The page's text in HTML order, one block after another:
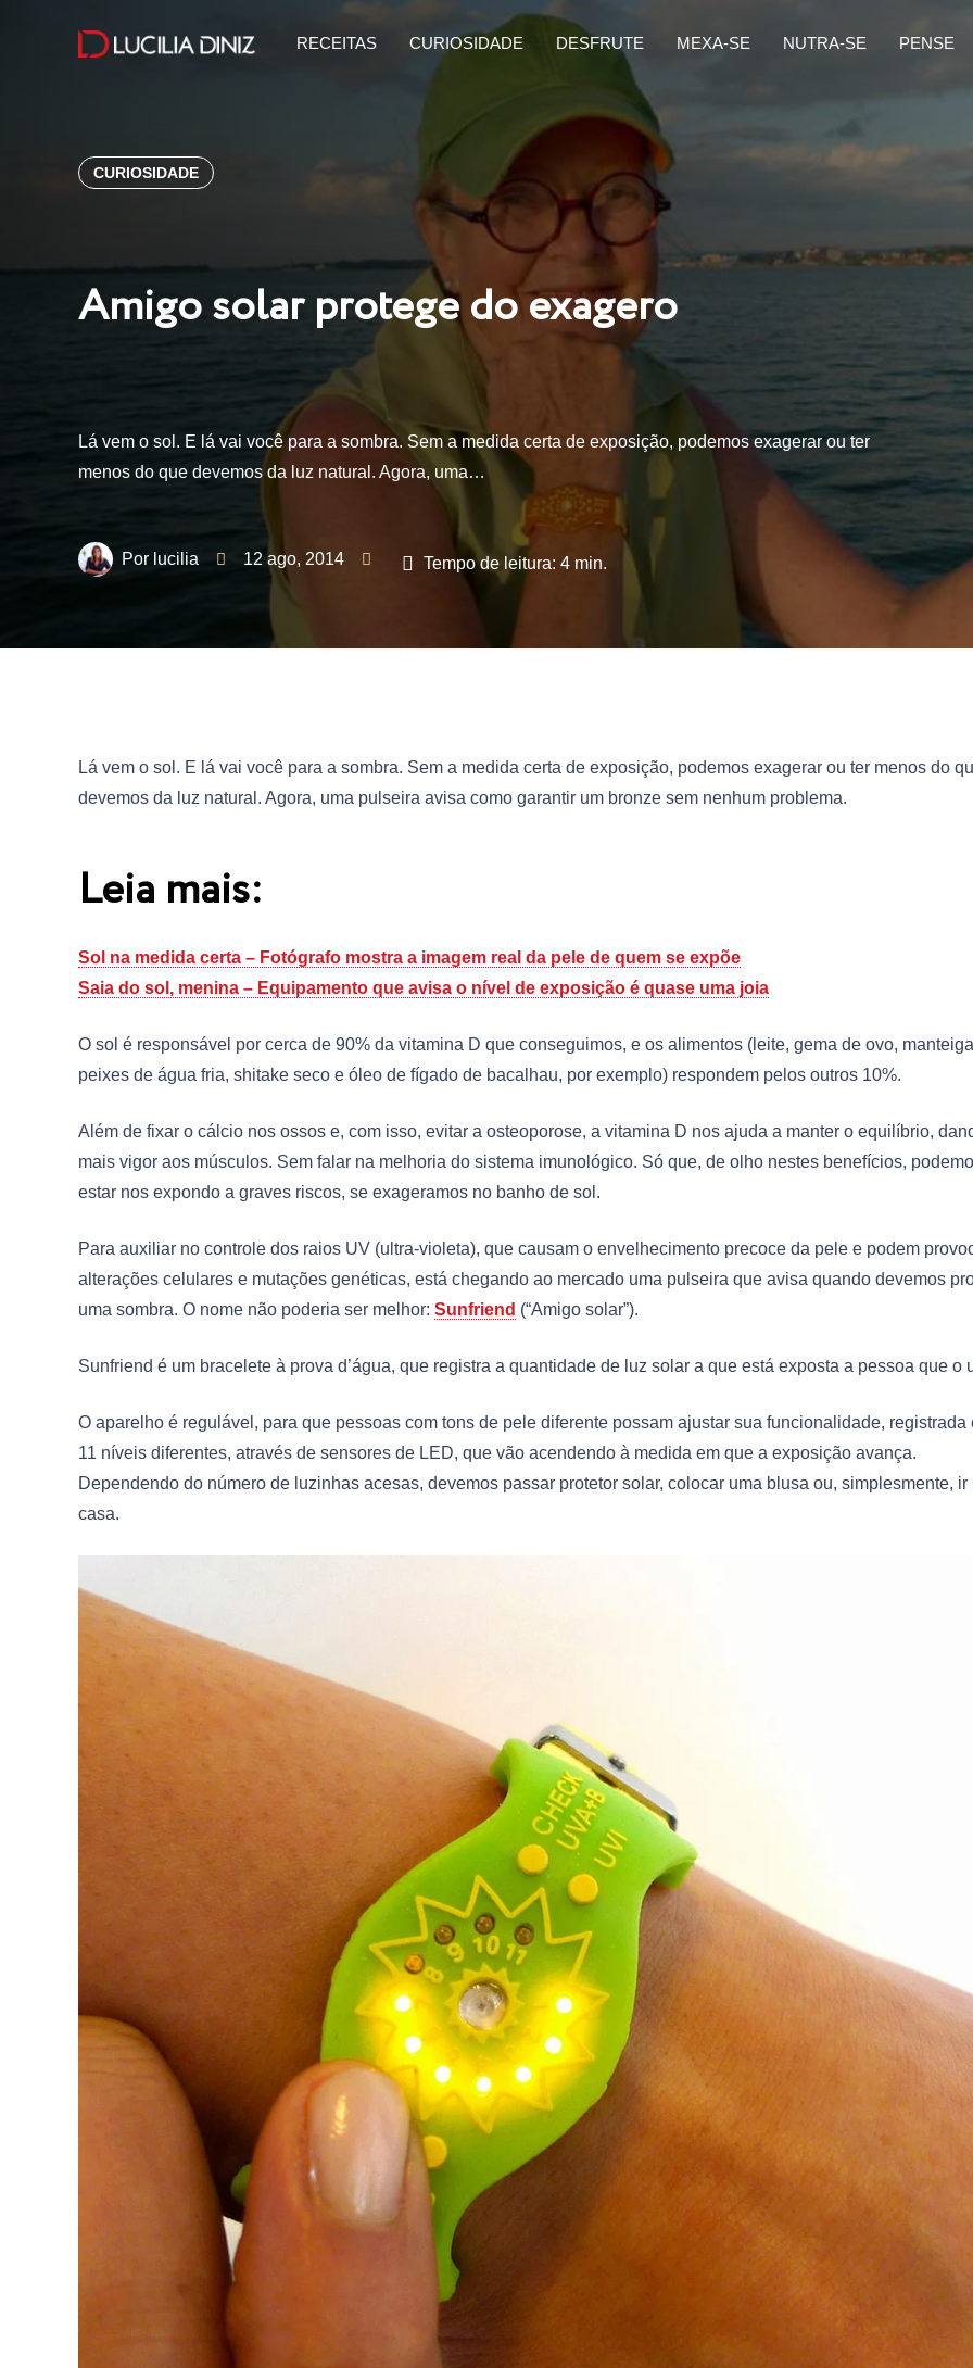
RECEITAS CURIOSIDADE DESFRUTE MEXA-SE NUTRA-SE PENSE
CURIOSIDADE
Amigo solar protege do exagero
Lá vem o sol. E lá vai você para a sombra. Sem a medida certa de exposição, podemos exagerar ou ter
menos do que devemos da luz natural. Agora, uma…
lucilia 12 ago, 2014 Tempo de leitura: 4 min.
Lá vem o sol. E lá vai você para a sombra. Sem a medida certa de exposição, podemos exagerar ou ter menos do
devemos da luz natural. Agora, uma pulseira avisa como garantir um bronze sem nenhum problema.
Leia mais:
Sol na medida certa – Fotógrafo mostra a imagem real da pele de quem se expõe
Saia do sol, menina – Equipamento que avisa o nível de exposição é quase uma joia
O sol é responsável por cerca de 90% da vitamina D que conseguimos, e os alimentos (leite, gema de ovo,
peixes de água fria, shitake seco e óleo de fígado de bacalhau, por exemplo) respondem pelos outros 10%.
Além de fixar o cálcio nos ossos e, com isso, evitar a osteoporose, a vitamina D nos ajuda a manter o equilíbrio,
mais vigor aos músculos. Sem falar na melhoria do sistema imunológico. Só que, de olho nestes benefícios,
estar nos expondo a graves riscos, se exageramos no banho de sol.
Para auxiliar no controle dos raios UV (ultra-violeta), que causam o envelhecimento precoce da pele e podem
alterações celulares e mutações genéticas, está chegando ao mercado uma pulseira que avisa quando devemos
uma sombra. O nome não poderia ser melhor: Sunfriend (“Amigo solar”).
Sunfriend é um bracelete à prova d’água, que registra a quantidade de luz solar a que está exposta a pessoa que o
O aparelho é regulável, para que pessoas com tons de pele diferente possam ajustar sua funcionalidade, registrada
11 níveis diferentes, através de sensores de LED, que vão acendendo à medida em que a exposição avança.
Dependendo do número de luzinhas acesas, devemos passar protetor solar, colocar uma blusa ou, simplesmente, ir
casa.